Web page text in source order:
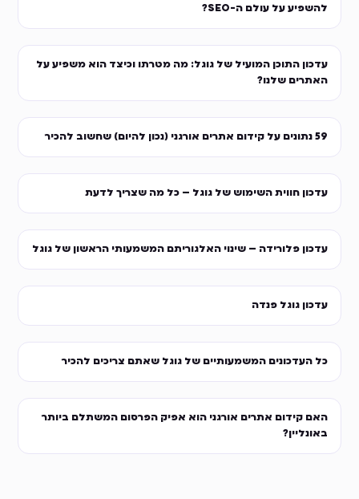
להשפיע על עולם ה-SEO?
עדכון התוכן המועיל של גוגל: מה מטרתו וכיצד הוא משפיע על
האתרים שלנו?
59 נתונים על קידום אתרים אורגני (נכון להיום) שחשוב להכיר
עדכון חווית השימוש של גוגל – כל מה שצריך לדעת
עדכון פלורידה – שינוי האלגוריתם המשמעותי הראשון של גוגל
עדכון גוגל פנדה
כל העדכונים המשמעותיים של גוגל שאתם צריכים להכיר
האם קידום אתרים אורגני הוא אפיק הפרסום המשתלם ביותר
באונליין?